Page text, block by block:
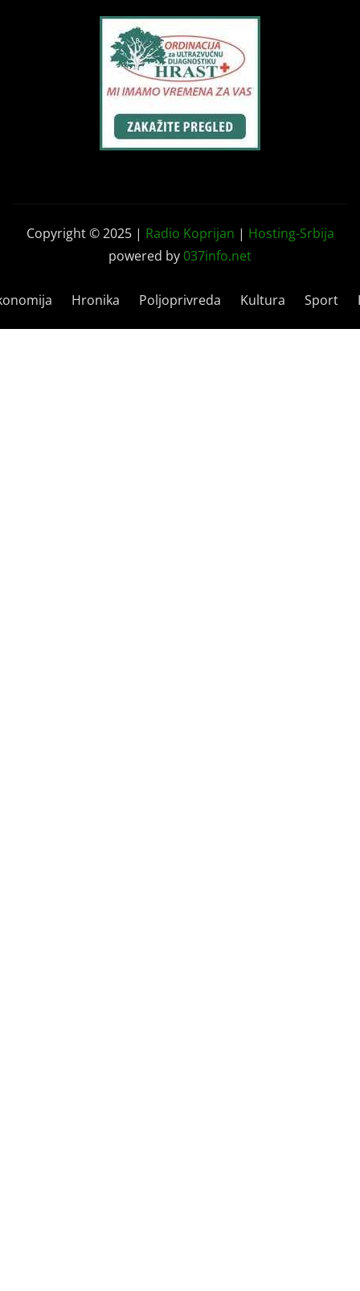
Copyright © 2025 | Radio Koprijan | Hosting-Srbija
powered by 037info.net
Hronika Poljoprivreda Kultura Sport